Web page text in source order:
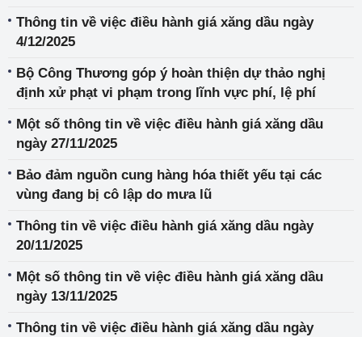
Thông tin về việc điều hành giá xăng dầu ngày
4/12/2025
Bộ Công Thương góp ý hoàn thiện dự thảo nghị
định xử phạt vi phạm trong lĩnh vực phí, lệ phí
Một số thông tin về việc điều hành giá xăng dầu
ngày 27/11/2025
Bảo đảm nguồn cung hàng hóa thiết yếu tại các
vùng đang bị cô lập do mưa lũ
Thông tin về việc điều hành giá xăng dầu ngày
20/11/2025
Một số thông tin về việc điều hành giá xăng dầu
ngày 13/11/2025
Thông tin về việc điều hành giá xăng dầu ngày